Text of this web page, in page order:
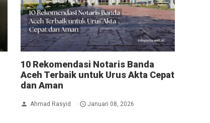
10 Rekomendasi Notaris Banda
Aceh Terbaik untuk Urus Akta Cepat
dan Aman
Ahmad Rasyid Januari 08, 2026